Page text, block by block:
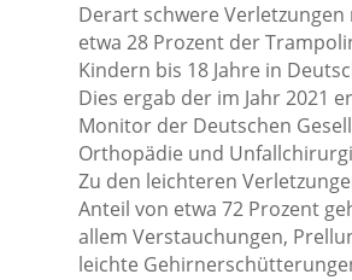
Derart schwere Verletzungen
etwa 28 Prozent der
Kindern bis 18 Jahre in
Dies ergab der im Jahr 2021
Monitor der Deutschen
Orthopädie und
Zu den leichteren
Anteil von etwa 72 Prozent
allem Verstauchungen,
leichte